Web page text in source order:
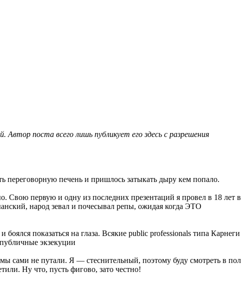
поста всего лишь публикует его здесь с разрешения
печень и пришлось затыкать дыру кем попало.
Свою первую и одну из последних презентаций я провел в 18 лет в
народ зевал и почесывал репы, ожидая когда ЭТО
показаться на глаза. Всякие public professionals типа Карнеги
экзекуции
сами не путали. Я — стеснительный, поэтому буду смотреть в пол
Ну что, пусть фигово, зато честно!